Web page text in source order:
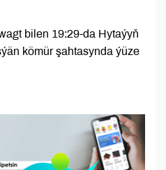
bilen 19:29-da Hytaýyň
kömür şahtasynda ýüze